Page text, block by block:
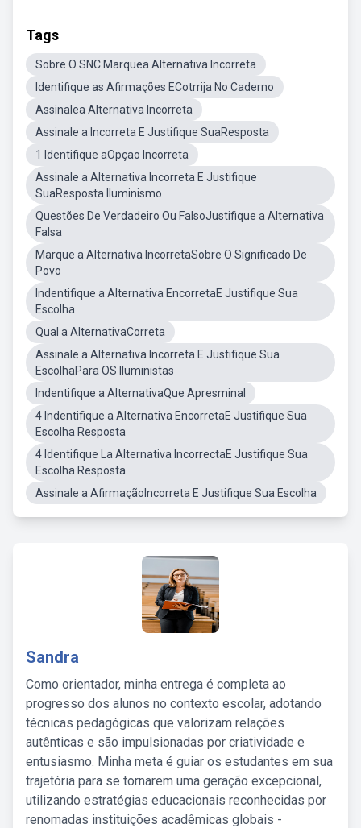
Tags
Sobre O SNC Marquea Alternativa Incorreta
Identifique as Afirmações ECotrrija No Caderno
Assinalea Alternativa Incorreta
Assinale a Incorreta E Justifique SuaResposta
1 Identifique aOpçao Incorreta
Assinale a Alternativa Incorreta E Justifique
SuaResposta Iluminismo
Questões De Verdadeiro Ou FalsoJustifique a Alternativa
Falsa
Marque a Alternativa IncorretaSobre O Significado De
Povo
Indentifique a Alternativa EncorretaE Justifique Sua
Escolha
Qual a AlternativaCorreta
Assinale a Alternativa Incorreta E Justifique Sua
EscolhaPara OS Iluministas
Indentifique a AlternativaQue Apresminal
4 Indentifique a Alternativa EncorretaE Justifique Sua
Escolha Resposta
4 Identifique La Alternativa IncorrectaE Justifique Sua
Escolha Resposta
Assinale a AfirmaçãoIncorreta E Justifique Sua Escolha
Sandra
Como orientador, minha entrega é completa ao
progresso dos alunos no contexto escolar, adotando
técnicas pedagógicas que valorizam relações
autênticas e são impulsionadas por criatividade e
entusiasmo. Minha meta é guiar os estudantes em sua
trajetória para se tornarem uma geração excepcional,
utilizando estratégias educacionais reconhecidas por
renomadas instituições acadêmicas globais -